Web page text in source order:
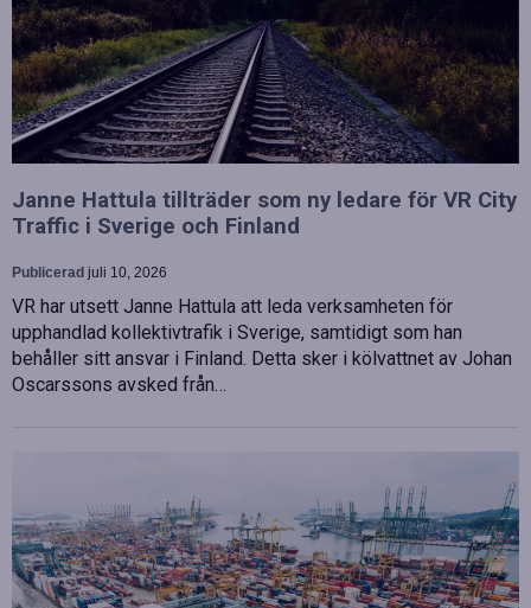
Janne Hattula tillträder som ny ledare för VR City
Traffic i Sverige och Finland
Publicerad juli 10, 2026
VR har utsett Janne Hattula att leda verksamheten för
upphandlad kollektivtrafik i Sverige, samtidigt som han
behåller sitt ansvar i Finland. Detta sker i kölvattnet av Johan
Oscarssons avsked från…